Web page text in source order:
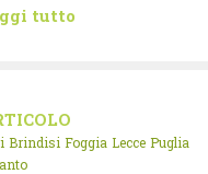
tutto
Brindisi Foggia Lecce Puglia